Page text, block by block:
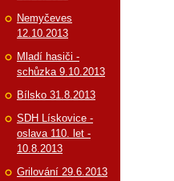
Nemyčeves
12.10.2013
Mladí hasiči -
schůzka 9.10.2013
Bílsko 31.8.2013
SDH Lískovice -
oslava 110. let -
10.8.2013
Grilování 29.6.2013